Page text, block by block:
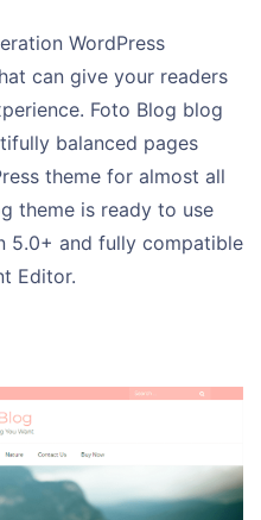
WordPress
can give your readers
Foto Blog blog
balanced pages
theme for almost all
theme is ready to use
5.0+ and fully compatible
Editor.